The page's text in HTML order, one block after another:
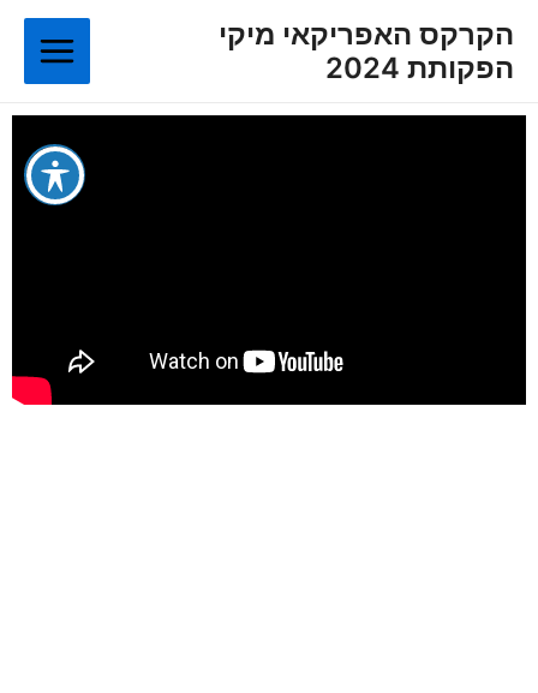
לתוכןהקרקס האפריקאי מיקי
הפקותת 2024
Main
Menu